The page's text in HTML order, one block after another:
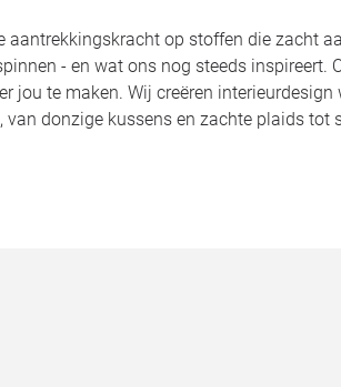
op stoffen die zacht
- en wat ons nog steeds inspireert.
jou te maken. Wij creëren interieurdesign
donzige kussens en zachte plaids tot